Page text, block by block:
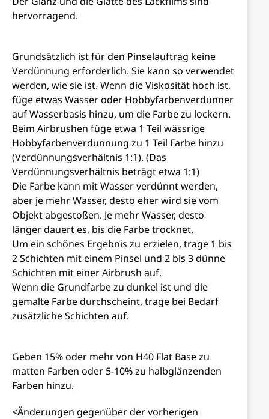
hervorragend.
Grundsätzlich ist für den Pinselauftrag keine
Verdünnung erforderlich. Sie kann so verwendet
werden, wie sie ist. Wenn die Viskosität hoch ist,
füge etwas Wasser oder Hobbyfarbenverdünner
auf Wasserbasis hinzu, um die Farbe zu lockern.
Beim Airbrushen füge etwa 1 Teil wässrige
Hobbyfarbenverdünnung zu 1 Teil Farbe hinzu
(Verdünnungsverhältnis 1:1). (Das
Verdünnungsverhältnis beträgt etwa 1:1)
Die Farbe kann mit Wasser verdünnt werden,
aber je mehr Wasser, desto eher wird sie vom
Objekt abgestoßen. Je mehr Wasser, desto
länger dauert es, bis die Farbe trocknet.
Um ein schönes Ergebnis zu erzielen, trage 1 bis
2 Schichten mit einem Pinsel und 2 bis 3 dünne
Schichten mit einer Airbrush auf.
Wenn die Grundfarbe zu dunkel ist und die
gemalte Farbe durchscheint, trage bei Bedarf
zusätzliche Schichten auf.
Geben 15% oder mehr von H40 Flat Base zu
matten Farben oder 5-10% zu halbglänzenden
Farben hinzu.
<Änderungen gegenüber der vorherigen